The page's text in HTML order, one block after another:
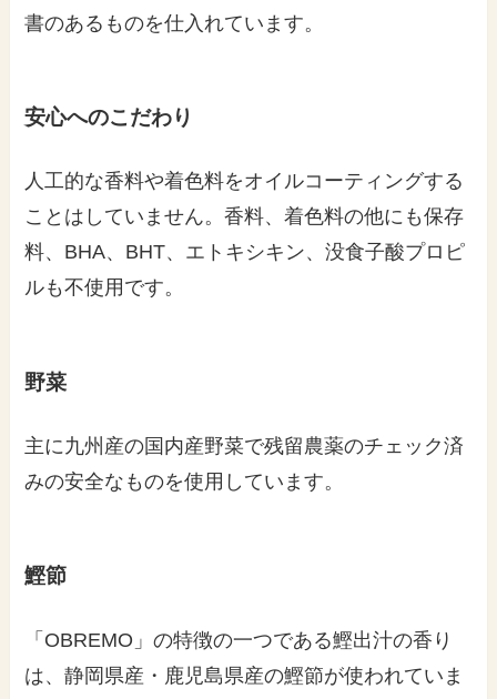
書のあるものを仕入れています。
安心へのこだわり
人工的な香料や着色料をオイルコーティングする
ことはしていません。香料、着色料の他にも保存
料、BHA、BHT、エトキシキン、没食子酸プロピ
ルも不使用です。
野菜
主に九州産の国内産野菜で残留農薬のチェック済
みの安全なものを使用しています。
鰹節
「OBREMO」の特徴の一つである鰹出汁の香り
は、静岡県産・鹿児島県産の鰹節が使われていま